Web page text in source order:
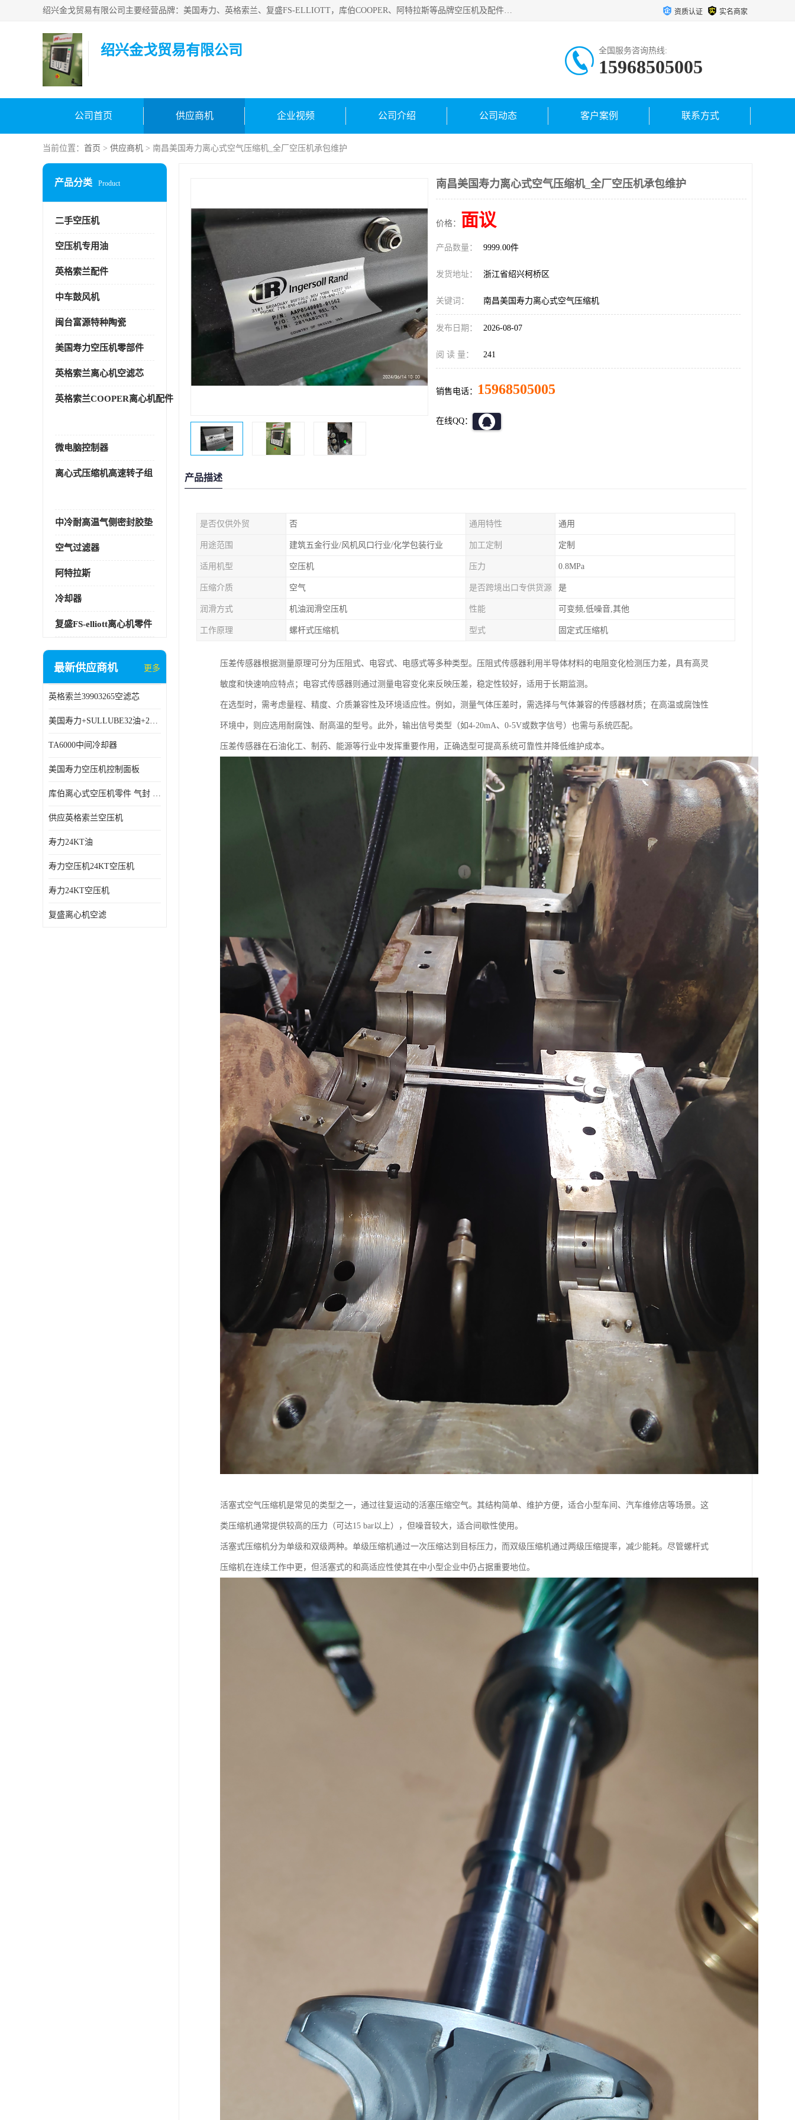
绍兴金戈贸易有限公司主要经营品牌：美国寿力、英格索兰、复盛FS-ELLIOTT，库伯COOPER、阿特拉斯等品牌空压机及配件销售；承接全厂空气压缩机管理、维护保养；节能改造；气体干燥机销售、维护、维修、保养。销售各种品牌空压机空气滤芯、油滤芯、油气分离器；精密过滤器滤芯；除油雾滤芯；抽真空滤芯，消音器，疏水器。劳务承接：全厂空压机维修保养工程，安装工程；移机或汰换工程；节能改造工程等。 资质认证 实名商家
绍兴金戈贸易有限公司 全国服务咨询热线:
15968505005
公司首页 供应商机 企业视频 公司介绍 公司动态 客户案例 联系方式
当前位置： 首页 > 供应商机 > 南昌美国寿力离心式空气压缩机_全厂空压机承包维护
产品分类 Product
二手空压机
空压机专用油
英格索兰配件
中车鼓风机
闽台富源特种陶瓷
美国寿力空压机零部件
英格索兰离心机空滤芯
英格索兰COOPER离心机配件
微电脑控制器
离心式压缩机高速转子组
中冷耐高温气侧密封胶垫
空气过滤器
阿特拉斯
冷却器
复盛FS-elliott离心机零件
最新供应商机 更多
英格索兰39903265空滤芯
美国寿力+SULLUBE32油+250022-669
TA6000中间冷却器
美国寿力空压机控制面板
库伯离心式空压机零件 气封 机型 TA6000 TA18 TA9000原厂品质
供应英格索兰空压机
寿力24KT油
寿力空压机24KT空压机
寿力24KT空压机
复盛离心机空滤
南昌美国寿力离心式空气压缩机_全厂空压机承包维护
价格： 面议
产品数量： 9999.00件
发货地址： 浙江省绍兴柯桥区
关键词： 南昌美国寿力离心式空气压缩机
发布日期： 2026-08-07
阅 读 量： 241
销售电话： 15968505005
在线QQ：
产品描述
是否仅供外贸 否 通用特性 通用
用途范围 建筑五金行业/风机风口行业/化学包装行业 加工定制 定制
适用机型 空压机 压力 0.8MPa
压缩介质 空气 是否跨境出口专供货源 是
润滑方式 机油润滑空压机 性能 可变频,低噪音,其他
工作原理 螺杆式压缩机 型式 固定式压缩机
压差传感器根据测量原理可分为压阻式、电容式、电感式等多种类型。压阻式传感器利用半导体材料的电阻变化检测压力差，具有高灵
敏度和快速响应特点；电容式传感器则通过测量电容变化来反映压差，稳定性较好，适用于长期监测。
在选型时，需考虑量程、精度、介质兼容性及环境适应性。例如，测量气体压差时，需选择与气体兼容的传感器材质；在高温或腐蚀性
环境中，则应选用耐腐蚀、耐高温的型号。此外，输出信号类型（如4-20mA、0-5V或数字信号）也需与系统匹配。
压差传感器在石油化工、制药、能源等行业中发挥重要作用，正确选型可提高系统可靠性并降低维护成本。
活塞式空气压缩机是常见的类型之一，通过往复运动的活塞压缩空气。其结构简单、维护方便，适合小型车间、汽车维修店等场景。这
类压缩机通常提供较高的压力（可达15 bar以上），但噪音较大，适合间歇性使用。
活塞式压缩机分为单级和双级两种。单级压缩机通过一次压缩达到目标压力，而双级压缩机通过两级压缩提率，减少能耗。尽管螺杆式
压缩机在连续工作中更，但活塞式的和高适应性使其在中小型企业中仍占据重要地位。